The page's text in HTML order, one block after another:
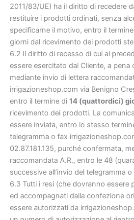
2011/83/UE) ha il diritto di recedere
restituire i prodotti ordinati, senza
specificarne il motivo, entro il
giorni dal ricevimento dei prodotti
6.2 Il diritto di recesso di cui al
essere esercitato dal Cliente, a pena
mediante invio di lettera
irrigazioneshop.com via Benigno
entro il termine di 14 (quattordici)
ricevimento dei prodotti. La
essere inviata, entro lo stesso
telegramma o fax
02.87.181.135, purché confermata,
raccomandata A.R., entro le 48
successive all’invio del telegramma o
6.3 Tutti i resi (che dovranno essere
ed accompagnati dalla confezione
essere autorizzati da